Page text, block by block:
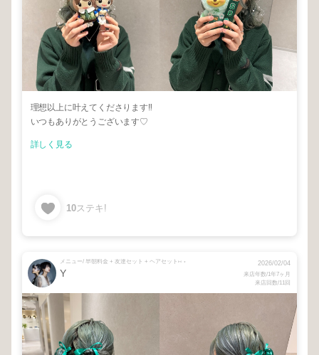
理想以上に叶えてくださります‼︎
いつもありがとうございます♡
詳しく見る
10ステキ!
メニュー/ 早朝料金 + 友達セット + ヘアセット⑅ ⋆
Y
2026/02/04
来店年数/1年7ヶ月
来店回数/11回